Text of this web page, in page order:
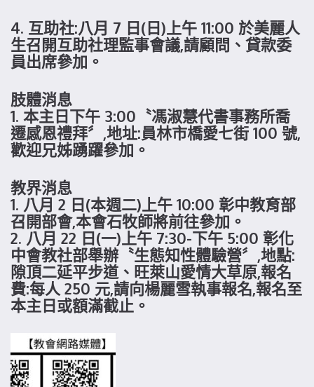
4. 互助社:八月 7 日(日)上午 11:00 於美麗人
生召開互助社理監事會議,請顧問、貸款委
員出席參加。
肢體消息
1. 本主日下午 3:00〝馮淑慧代書事務所喬
遷感恩禮拜〞,地址:員林市橋愛七街 100 號,
歡迎兄姊踴躍參加。
教界消息
1. 八月 2 日(本週二)上午 10:00 彰中教育部
召開部會,本會石牧師將前往參加。
2. 八月 22 日(一)上午 7:30-下午 5:00 彰化
中會教社部舉辦〝生態知性體驗營〞,地點:
隙頂二延平步道、旺萊山愛情大草原,報名
費:每人 250 元,請向楊麗雪執事報名,報名至
本主日或額滿截止。